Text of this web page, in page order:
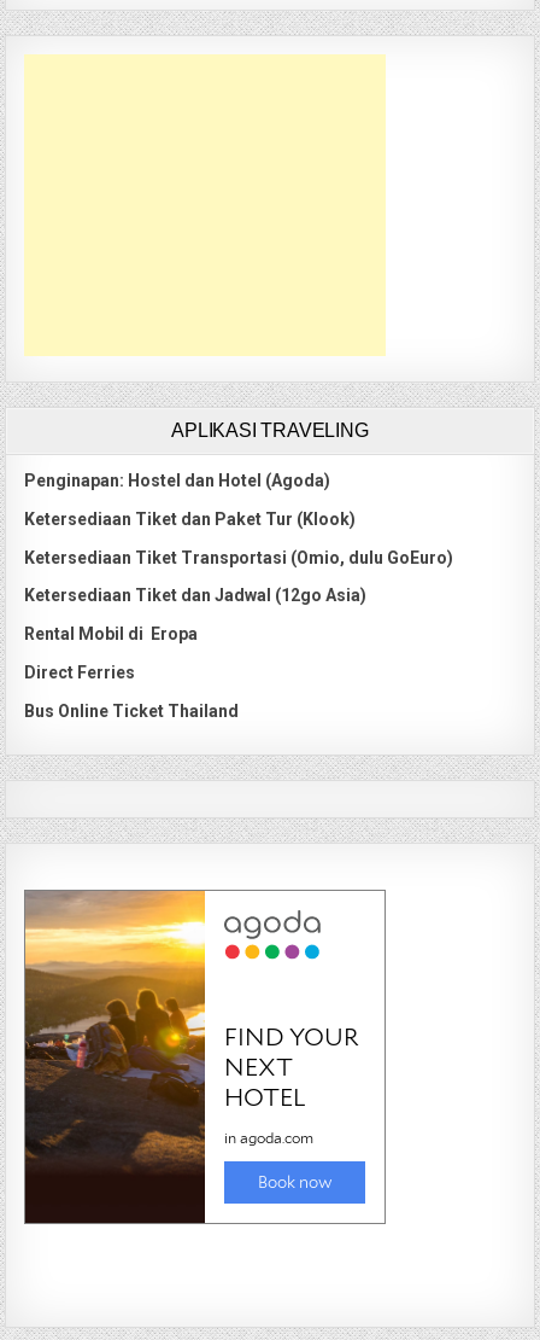
APLIKASI TRAVELING
Penginapan: Hostel dan Hotel (Agoda)
Ketersediaan Tiket dan Paket Tur (Klook)
Ketersediaan Tiket Transportasi (Omio, dulu GoEuro)
Ketersediaan Tiket dan Jadwal (12go Asia)
Rental Mobil di Eropa
Direct Ferries
Bus Online Ticket Thailand